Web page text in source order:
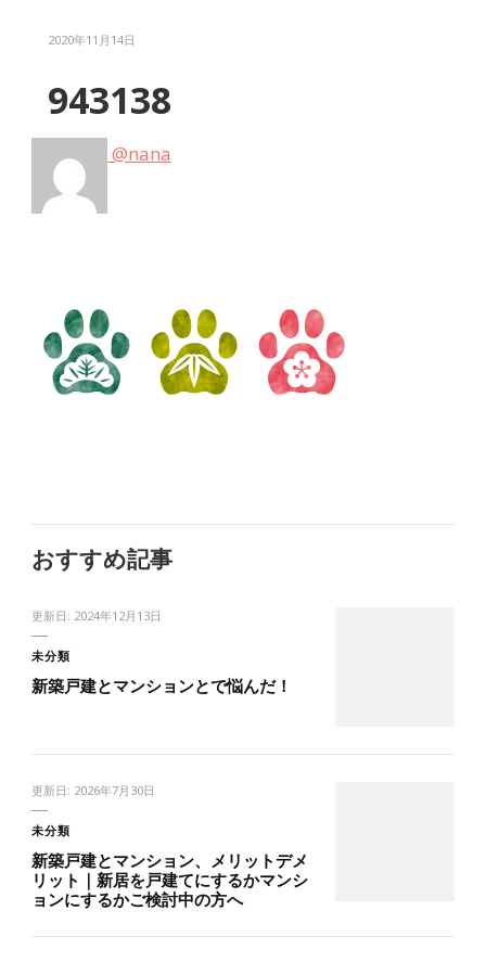
2020年11月14日
943138
@nana
おすすめ記事
更新日: 2024年12月13日
未分類
新築戸建とマンションとで悩んだ！
更新日: 2026年7月30日
未分類
新築戸建とマンション、メリットデメ
リット｜新居を戸建てにするかマンシ
ョンにするかご検討中の方へ